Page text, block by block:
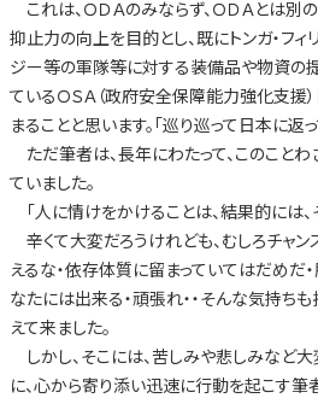
これは、ＯＤＡのみならず、ＯＤＡとは
抑止力の向上を目的とし、既にトンガ・フィリ
ジー等の軍隊等に対する装備品や物資の
ているＯＳＡ（政府安全保障能力強化支援
まることと思います。「巡り巡って日本に返っ
ただ筆者は、長年にわたって、このことわ
ていました。
「人に情けをかけることは、結果的には、
辛くて大変だろうけれども、むしろチャ
えるな・依存体質に留まっていてはだめだ
なたには出来る・頑張れ・・そんな気持ち
えて来ました。
しかし、そこには、苦しみや悲しみなど
に、心から寄り添い迅速に行動を起こす